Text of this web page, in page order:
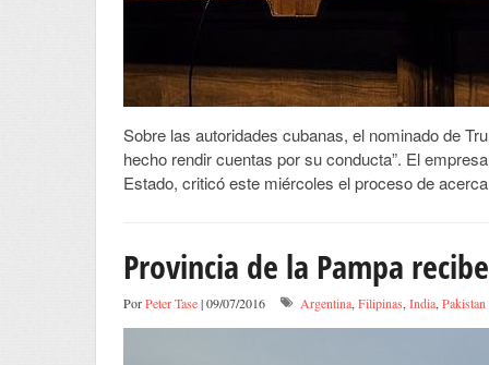
Sobre las autoridades cubanas, el nominado de
hecho rendir cuentas por su conducta”. El
Estado, criticó este miércoles el proceso de
Provincia de la Pampa
PorPeter Tase| 09/07/2016 Argentina, Filipinas, India, Pakistan